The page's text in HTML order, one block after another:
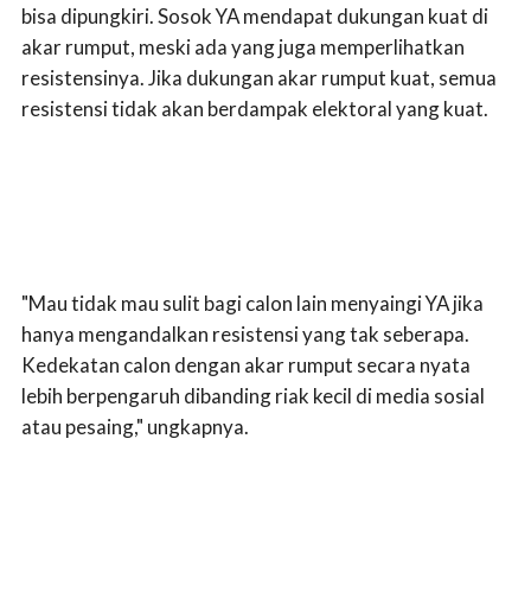
bisa dipungkiri. Sosok YA mendapat dukungan kuat di
akar rumput, meski ada yang juga memperlihatkan
resistensinya. Jika dukungan akar rumput kuat, semua
resistensi tidak akan berdampak elektoral yang kuat.
"Mau tidak mau sulit bagi calon lain menyaingi YA jika
hanya mengandalkan resistensi yang tak seberapa.
Kedekatan calon dengan akar rumput secara nyata
lebih berpengaruh dibanding riak kecil di media sosial
atau pesaing," ungkapnya.